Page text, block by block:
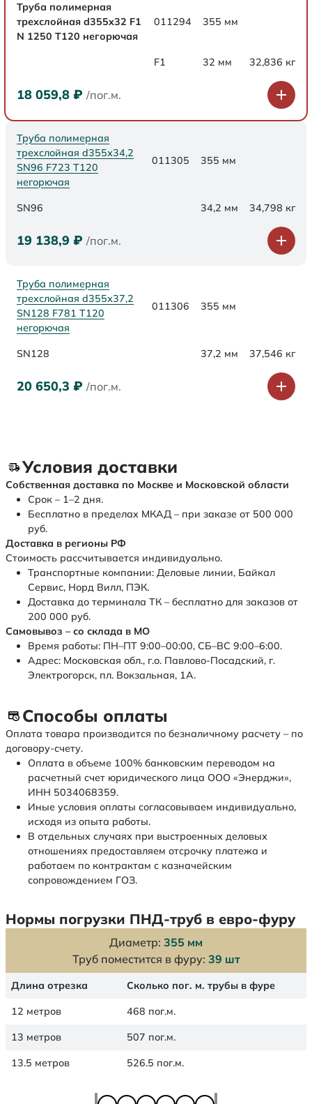
Труба полимерная
трехслойная d355x32 F1
N 1250 Т120 негорючая
011294 355 мм
F1 32 мм 32,836 кг
18 059,8 ₽ /пог.м.
Труба полимерная
трехслойная d355х34,2
SN96 F723 Т120
негорючая
011305 355 мм
SN96 34,2 мм 34,798 кг
19 138,9 ₽ /пог.м.
Труба полимерная
трехслойная d355х37,2
SN128 F781 Т120
негорючая
011306 355 мм
SN128 37,2 мм 37,546 кг
20 650,3 ₽ /пог.м.
Условия доставки
Собственная доставка по Москве и Московской области
Срок – 1–2 дня.
Бесплатно в пределах МКАД – при заказе от 500 000
руб.
Доставка в регионы РФ
Стоимость рассчитывается индивидуально.
Транспортные компании: Деловые линии, Байкал
Сервис, Норд Вилл, ПЭК.
Доставка до терминала ТК – бесплатно для заказов от
200 000 руб.
Самовывоз – со склада в МО
Время работы: ПН–ПТ 9:00–00:00, СБ–ВС 9:00–6:00.
Адрес: Московская обл., г.о. Павлово-Посадский, г.
Электрогорск, пл. Вокзальная, 1А.
Способы оплаты
Оплата товара производится по безналичному расчету – по
договору-счету.
Оплата в объеме 100% банковским переводом на
расчетный счет юридического лица ООО «Энерджи»,
ИНН 5034068359.
Иные условия оплаты согласовываем индивидуально,
исходя из опыта работы.
В отдельных случаях при выстроенных деловых
отношениях предоставляем отсрочку платежа и
работаем по контрактам с казначейским
сопровождением ГОЗ.
Нормы погрузки ПНД-труб в евро-фуру
Диаметр: 355 мм
Труб поместится в фуру: 39 шт
Длина отрезка Сколько пог. м. трубы в фуре
12 метров 468 пог.м.
13 метров 507 пог.м.
13.5 метров 526.5 пог.м.